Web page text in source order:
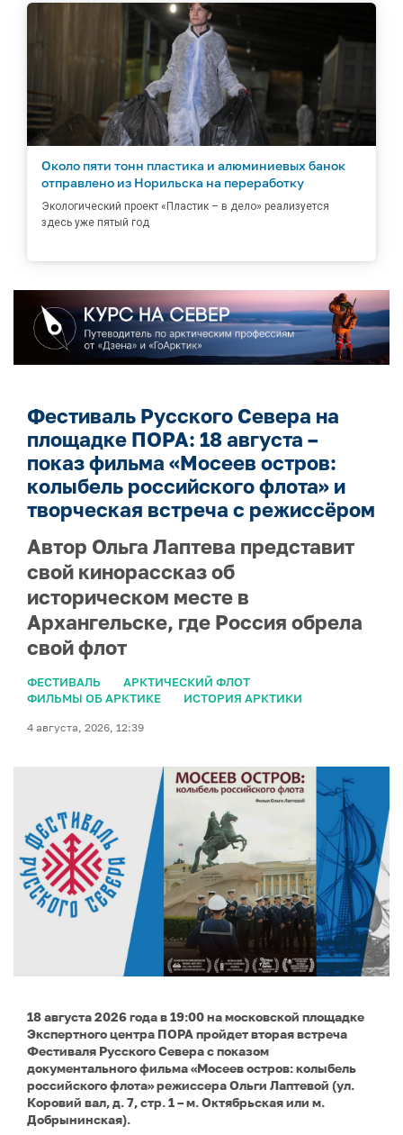
Около пяти тонн пластика и алюминиевых банок
отправлено из Норильска на переработку
Экологический проект «Пластик – в дело» реализуется
здесь уже пятый год
Фестиваль Русского Севера на
площадке ПОРА: 18 августа –
показ фильма «Мосеев остров:
колыбель российского флота» и
творческая встреча с режиссёром
Автор Ольга Лаптева представит
свой кинорассказ об
историческом месте в
Архангельске, где Россия обрела
свой флот
ФЕСТИВАЛЬ
АРКТИЧЕСКИЙ ФЛОТ
ФИЛЬМЫ ОБ АРКТИКЕ
ИСТОРИЯ АРКТИКИ
4 августа, 2026, 12:39
18 августа 2026 года в 19:00 на московской площадке
Экспертного центра ПОРА пройдет вторая встреча
Фестиваля Русского Севера с показом
документального фильма «Мосеев остров: колыбель
российского флота» режиссера Ольги Лаптевой (ул.
Коровий вал, д. 7, стр. 1 – м. Октябрьская или м.
Добрынинская).